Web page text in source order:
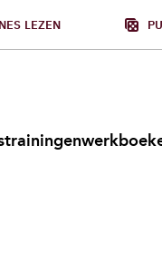
LEZEN
trainingen